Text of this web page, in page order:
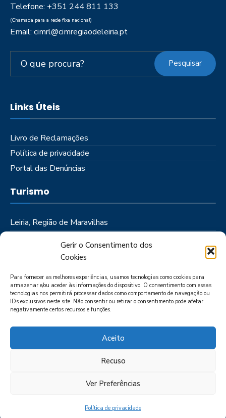
Gerir o Consentimento dos
Cookies
Para fornecer as melhores experiências, usamos tecnologias como cookies para
armazenar e/ou aceder às informações do dispositivo. O consentimento com essas
tecnologias nos permitirá processar dados como comportamento de navegação ou
IDs exclusivos neste site. Não consentir ou retirar o consentimento pode afetar
negativamente certos recursos e funções.
Aceito
Recuso
Ver Preferências
Política de privacidade
Telefone: +351 244 811 133
(Chamada para a rede fixa nacional)
Email: cimrl@cimregiaodeleiria.pt
Pesquisar
Links Úteis
Livro de Reclamações
Política de privacidade
Portal das Denúncias
Turismo
Leiria, Região de Maravilhas
Roteiros
POLÍTICA DE PRIVACIDADE
DAS DENÚNCIAS